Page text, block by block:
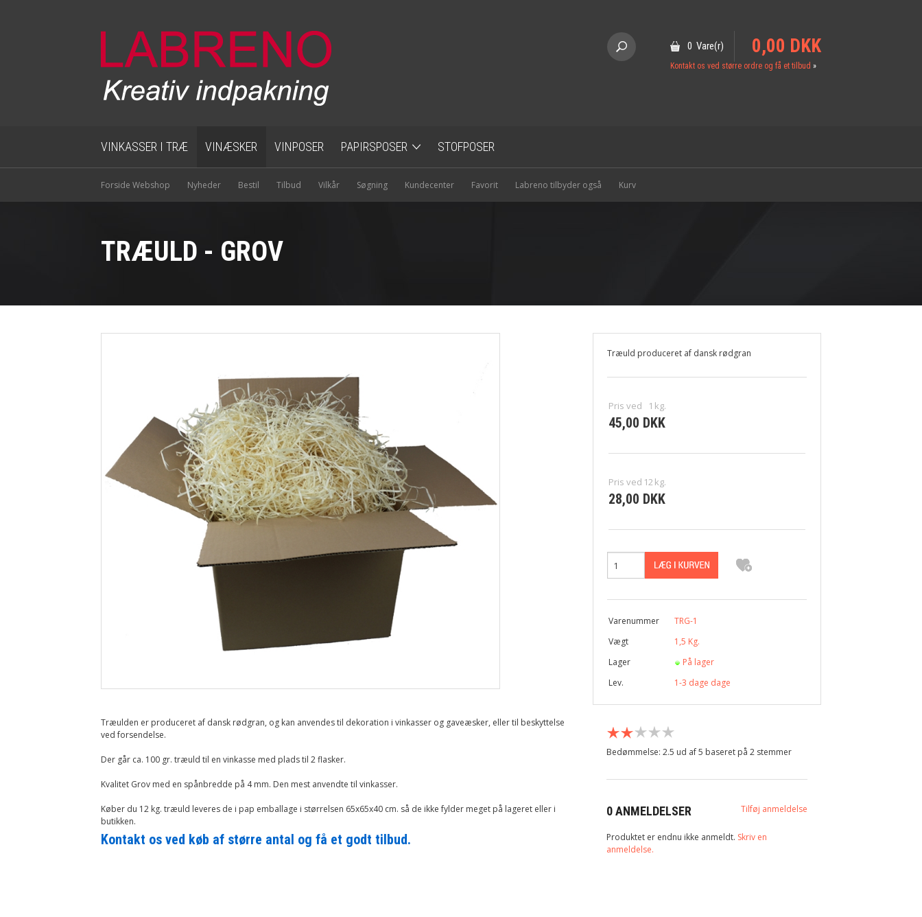
0 Vare(r) 0,00 DKK
Kontakt os ved større ordre og få et tilbud »
VINKASSER I TRÆ VINÆSKER VINPOSER PAPIRSPOSER
Brune papirsposer
STOFPOSER
Forside Webshop Nyheder Bestil Tilbud Vilkår Søgning Kundecenter Favorit Labreno tilbyder også Kurv
TRÆULD - GROV
Træulden er produceret af dansk rødgran, og kan anvendes til dekoration i vinkasser og gaveæsker, eller til beskyttelse
ved forsendelse.
Der går ca. 100 gr. træuld til en vinkasse med plads til 2 flasker.
Kvalitet Grov med en spånbredde på 4 mm. Den mest anvendte til vinkasser.
Køber du 12 kg. træuld leveres de i pap emballage i størrelsen 65x65x40 cm. så de ikke fylder meget på lageret eller i
butikken.
Kontakt os ved køb af større antal og få et godt tilbud.
Træuld produceret af dansk rødgran
Pris ved 1 kg.
45,00 DKK
Pris ved 12 kg.
28,00 DKK
Varenummer
TRG-1
Vægt
1,5 Kg.
Lager
På lager
Lev.
1-3 dage dage
Bedømmelse: 2.5 ud af 5 baseret på 2stemmer
0 ANMELDELSER Tilføj anmeldelse
Produktet er endnu ikke anmeldt. Skriv en
anmeldelse.